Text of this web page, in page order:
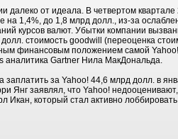
далеко от идеала. В четвертом квартале
на 1,4%, до 1,8 млрд долл., из-за
курсов валют. Убытки компании
стоимость goodwill (переоценка
финансовым положением самой
аналитика Gartner Нила МакДональда.
за Yahoo! 44,6 млрд долл. в
Янг заявлял, что Yahoo!
Икан, который стал активно